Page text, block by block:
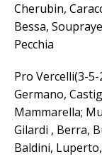
Cherubin,
Bessa,
Pecchia
Pro Vercelli(3-
Germano,
Mammarella;
Gilardi , Berra,
Baldini,